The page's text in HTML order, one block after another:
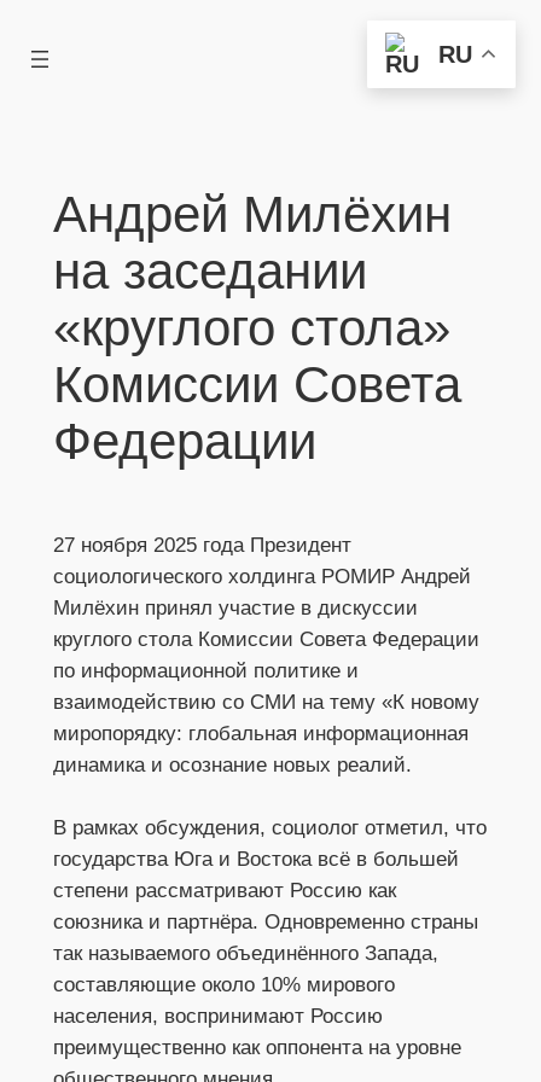
RU
Андрей Милёхин
на заседании
«круглого стола»
Комиссии Совета
Федерации
27 ноября 2025 года Президент
социологического холдинга РОМИР Андрей
Милёхин принял участие в дискуссии
круглого стола Комиссии Совета Федерации
по информационной политике и
взаимодействию со СМИ на тему «К новому
миропорядку: глобальная информационная
динамика и осознание новых реалий.
В рамках обсуждения, социолог отметил, что
государства Юга и Востока всё в большей
степени рассматривают Россию как
союзника и партнёра. Одновременно страны
так называемого объединённого Запада,
составляющие около 10% мирового
населения, воспринимают Россию
преимущественно как оппонента на уровне